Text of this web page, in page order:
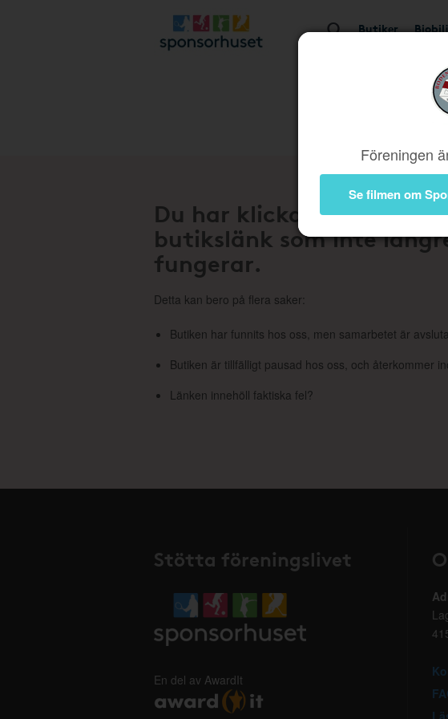
Butiker
Föreningen
Se filmen om
Du har klickat på en
butikslänk som inte
fungerar.
Detta kan bero på flera saker:
Butiken har funnits hos oss, men samarbetet är
Butiken är tillfälligt pausad hos oss, och återkommer
Länken innehöll faktiska fel?
Stötta föreningslivet
En del av AwardIt